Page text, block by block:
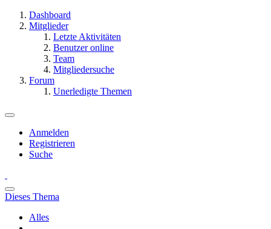
Dashboard
Mitglieder
Letzte Aktivitäten
Benutzer online
Team
Mitgliedersuche
Forum
Unerledigte Themen
Anmelden
Registrieren
Suche
Dieses Thema
Alles